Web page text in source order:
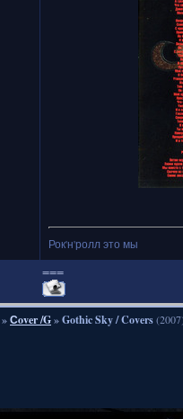
Рок'н'ролл это мы
===
»Сover /G»Gothic Sky / Covers